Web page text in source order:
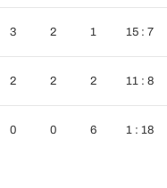
3 2 1 15 : 7
2 2 2 11 : 8
0 0 6 1 : 18